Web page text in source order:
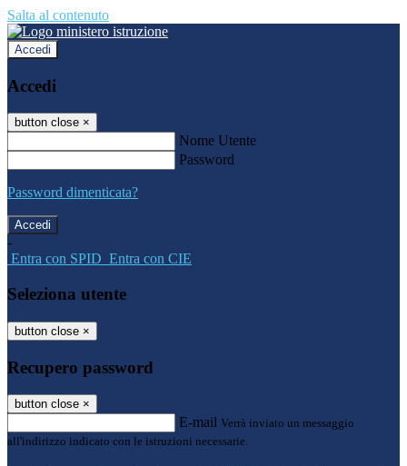
Salta al contenuto
Accedi
Accedi
button close ×
Nome Utente
Password
Password dimenticata?
-
Entra con SPID Entra con CIE
Seleziona utente
button close ×
Recupero password
button close ×
E-mail Verrà inviato un messaggio
all'indirizzo indicato con le istruzioni necessarie.